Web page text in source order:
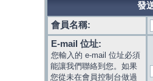
發
會員名稱:
E-mail 位址:
您輸入的 e-mail 位址必須
能讓我們聯絡到您。如果
您從未在會員控制台做過